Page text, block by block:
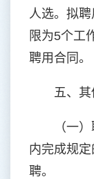
人选。拟
限为5个工
聘用合同。
五、其
（一
内完成规
聘。